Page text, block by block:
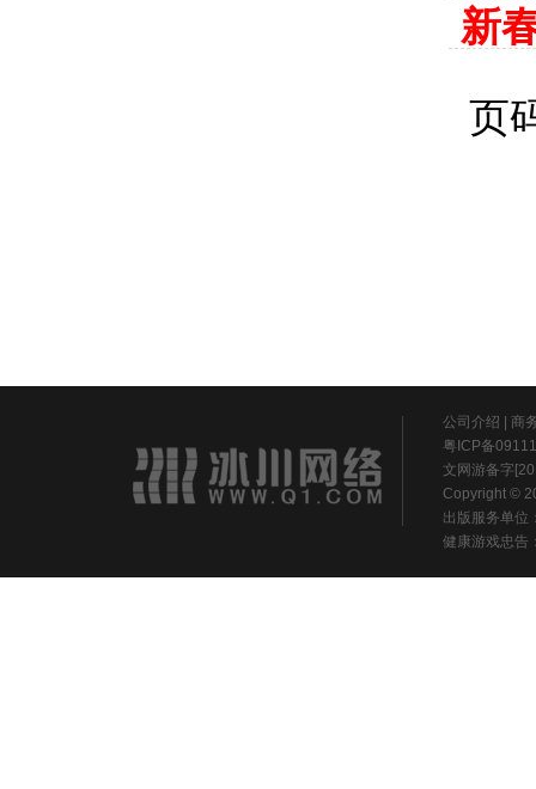
新
页
公司介绍
商
粤ICP备
文网游备字
Copyright ©
出版服务单位
健康游戏忠告